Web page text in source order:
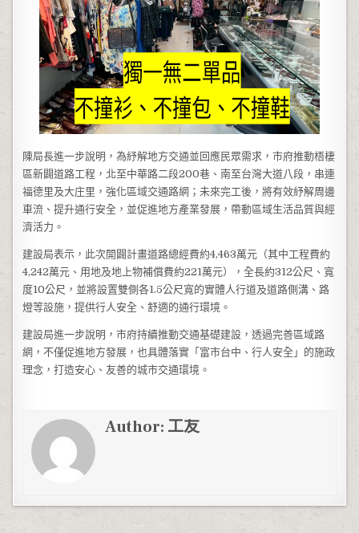
陳局長進一步說明，為紓解地方交通並回應民眾需求，市府推動梧棲
區新闢道路工程，北至中華路二段200巷、南至台灣大道八段，串連
福德里及大庄里，強化區域交通路網；未來完工後，將有效紓解周邊
車流、提升通行安全，並促進地方產業發展，帶動區域生活品質與經
濟活力。
建設局表示，此次開闢計畫道路總經費約4,463萬元（其中工程費約
4,242萬元、用地及地上物補償費約221萬元），全長約312公尺、寬
度10公尺，並將設置雙側各1.5公尺寬的實體人行道及道路側溝、路
燈等設施，提供行人安全、舒適的通行環境。
建設局進一步說明，市府持續推動交通基礎建設，透過完善區域路
網，不僅促進地方發展，也具體落實「富市台中、行人安全」的施政
理念，打造安心、友善的城市交通環境。
Author: 工友